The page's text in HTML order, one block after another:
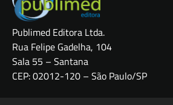
Publimed Editora Ltda.
Rua Felipe Gadelha, 104
Sala 55 – Santana
CEP: 02012-120 – São Paulo/SP